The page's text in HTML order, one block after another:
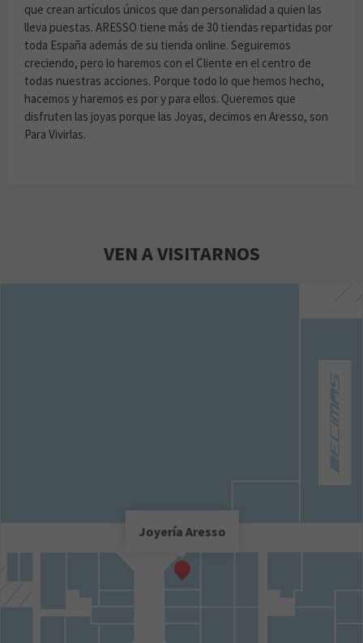
que crean artículos únicos que dan personalidad a quien las
lleva puestas. ARESSO tiene más de 30 tiendas repartidas por
toda España además de su tienda online. Seguiremos
creciendo, pero lo haremos con el Cliente en el centro de
todas nuestras acciones. Porque todo lo que hemos hecho,
hacemos y haremos es por y para ellos. Queremos que
disfruten las joyas porque las Joyas, decimos en Aresso, son
Para Vivirlas.
VEN A VISITARNOS
Joyería Aresso